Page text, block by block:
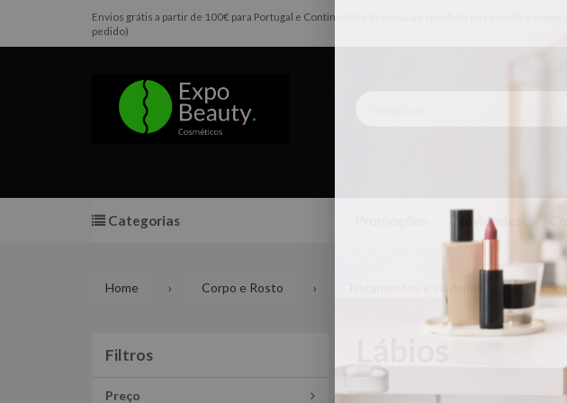
Envios grátis a partir de 100€ para Portugal e Continental e Península Espanhola ou Levante e
pedido)
Novidades
Categorias
Home Corpo e Rosto
Filtros
Preço